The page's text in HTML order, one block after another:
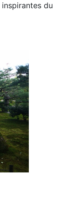
inspirantes du